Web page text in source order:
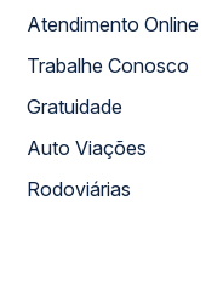
Atendimento Online
Trabalhe Conosco
Gratuidade
Auto Viações
Rodoviárias